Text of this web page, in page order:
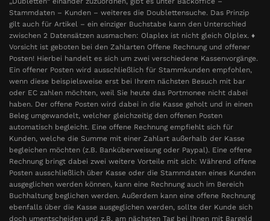
Stammdaten – Kunden – weiteres die Doublettensuche. Das Prinzip
gilt auch für Artikel – ein einziger Buchstabe kann den Unterschied
zwischen 2 Datensätzen ausmachen: Olaplex ist nicht gleich Olplex. ♦
Vorsicht ist geboten bei den Zahlarten Offene Rechnung und offener
Posten! Hierbei handelt es sich um zwei verschiedene Kassenvorgänge.
Ein offener Posten wird ausschließlich für Stammkunden empfohlen,
wenn diese beispielsweise erst bei Ihrem nächsten Besuch mit bar
oder EC zahlen möchten, weil Sie heute das Portmonee nicht dabei
haben. Der offene Posten wird dabei in die Kasse geholt und in einen
Beleg umgewandelt, welcher gleichzeitig den offenen Posten
automatisch begleicht. Eine offene Rechnung empfiehlt sich für
Kunden, welche die Summe mit einer Zahlart außerhalb der Kasse
begleichen möchten (z.B. Banküberweisung oder Paypal). Eine offene
Rechnung bringt dabei zwei weitere Vorteile mit sich: Während offene
Posten ausschließlich über Kasse oder die Stammdaten eines Kunden
ausgeglichen werden können, kann eine Rechnung auch im Bereich
Buchhaltung beglichen werden. Außerdem kann eine offene Rechnung
ebenfalls über die Kasse ausgeglichen werden, sollte der Kunde sich
doch umentscheiden und z.B. am nächsten Tag bei Ihnen mit Bargeld